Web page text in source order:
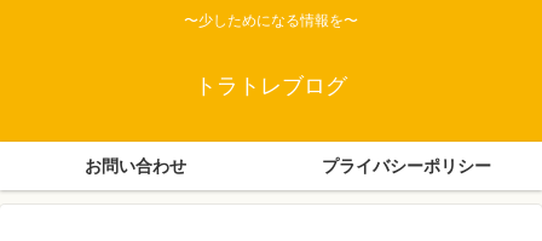
〜少しためになる情報を〜
トラトレブログ
お問い合わせ プライバシーポリシー